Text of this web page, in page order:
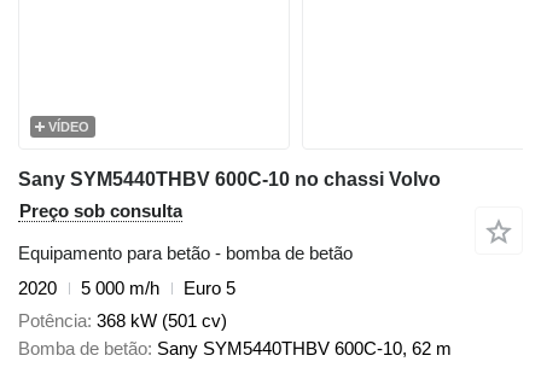
VÍDEO
Sany SYM5440THBV 600C-10 no chassi Volvo
Preço sob consulta
Equipamento para betão - bomba de betão
2020
5 000 m/h
Euro 5
Potência 368 kW (501 cv)
Bomba de betão Sany SYM5440THBV 600C-10, 62 m